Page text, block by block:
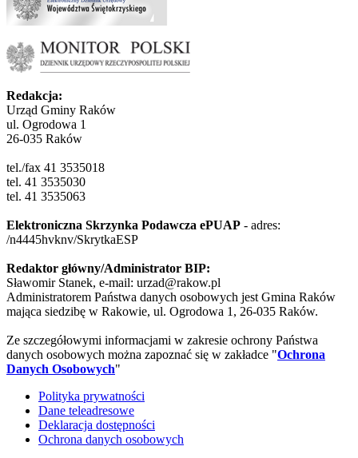
Redakcja:
Urząd Gminy Raków
ul. Ogrodowa 1
26-035 Raków
tel./fax 41 3535018
tel. 41 3535030
tel. 41 3535063
Elektroniczna Skrzynka Podawcza ePUAP - adres:
/n4445hvknv/SkrytkaESP
Redaktor główny/Administrator BIP:
Sławomir Stanek, e-mail: urzad@rakow.pl
Administratorem Państwa danych osobowych jest Gmina Raków
mająca siedzibę w Rakowie, ul. Ogrodowa 1, 26-035 Raków.
Ze szczegółowymi informacjami w zakresie ochrony Państwa
danych osobowych można zapoznać się w zakładce "Ochrona
Danych Osobowych"
Polityka prywatności
Dane teleadresowe
Deklaracja dostępności
Ochrona danych osobowych